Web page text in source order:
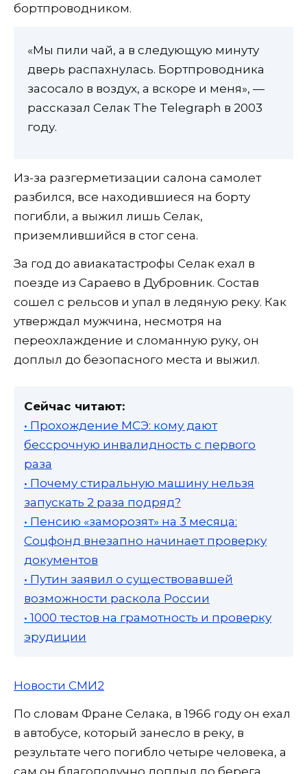
бортпроводником.
«Мы пили чай, а в следующую минуту
дверь распахнулась. Бортпроводника
засосало в воздух, а вскоре и меня», —
рассказал Селак The Telegraph в 2003
году.
Из-за разгерметизации салона самолет
разбился, все находившиеся на борту
погибли, а выжил лишь Селак,
приземлившийся в стог сена.
За год до авиакатастрофы Селак ехал в
поезде из Сараево в Дубровник. Состав
сошел с рельсов и упал в ледяную реку. Как
утверждал мужчина, несмотря на
переохлаждение и сломанную руку, он
доплыл до безопасного места и выжил.
Сейчас читают:
• Прохождение МСЭ: кому дают
бессрочную инвалидность с первого
раза
• Почему стиральную машину нельзя
запускать 2 раза подряд?
• Пенсию «заморозят» на 3 месяца:
Соцфонд внезапно начинает проверку
документов
• Путин заявил о существовавшей
возможности раскола России
• 1000 тестов на грамотность и проверку
эрудиции
Новости СМИ2
По словам Фране Селака, в 1966 году он ехал
в автобусе, который занесло в реку, в
результате чего погибло четыре человека, а